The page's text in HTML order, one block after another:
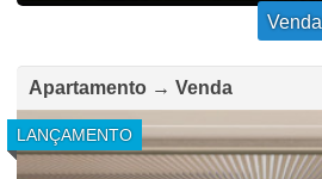
Apartamento → Venda
LANÇAMENTO